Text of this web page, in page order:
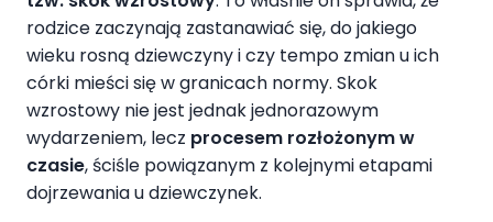
rodzice zaczynają zastanawiać się, do jakiego
wieku rosną dziewczyny i czy tempo zmian u ich
córki mieści się w granicach normy. Skok
wzrostowy nie jest jednak jednorazowym
wydarzeniem, lecz procesem rozłożonym w
czasie, ściśle powiązanym z kolejnymi etapami
dojrzewania u dziewczynek.